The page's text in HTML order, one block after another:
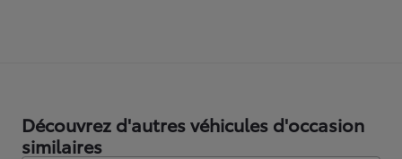
Découvrez d'autres véhicules d'occasion
similaires